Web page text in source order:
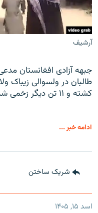
آرشیف
جبهه آزادی افغانستان
طالبان در ولسوالی زیباک
کشته و ۱۱ تن دیگر زخمی شده‌اند.
ادامه خبر ...
شریک ساختن
اسد ۱۵, ۱۴۰۵